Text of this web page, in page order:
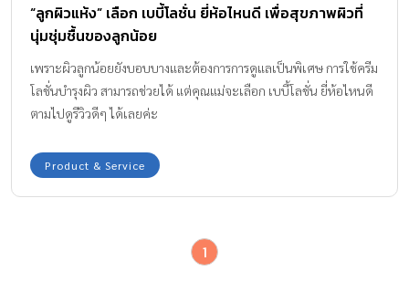
“ลูกผิวแห้ง” เลือก เบบี้โลชั่น ยี่ห้อไหนดี เพื่อสุขภาพผิวที่
นุ่มชุ่มชื้นของลูกน้อย
เพราะผิวลูกน้อยยังบอบบางและต้องการการดูแลเป็นพิเศษ การใช้ครีม
โลชั่นบำรุงผิว สามารถช่วยได้ แต่คุณแม่จะเลือก เบบี้โลชั่น ยี่ห้อไหนดี
ตามไปดูรีวิวดีๆ ได้เลยค่ะ
Product & Service
1